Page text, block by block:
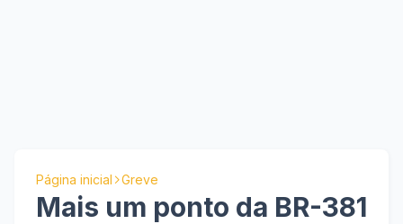
Página inicial Greve
Mais um ponto da BR-381